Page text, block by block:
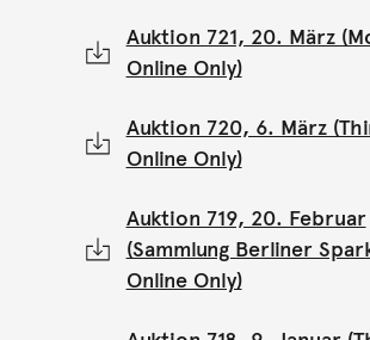
Auktion 721, 20. März
Online Only)
Auktion 720, 6. März
Online Only)
Auktion 719, 20. Februar
(Sammlung Berliner
Online Only)